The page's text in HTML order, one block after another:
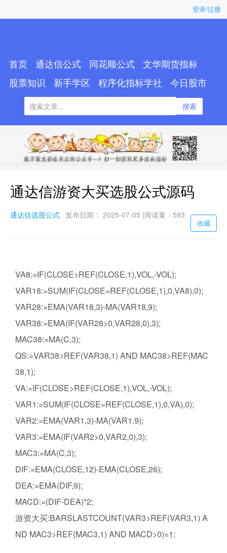
登录/注册
首页 通达信公式 同花顺公式
文华期货指标
股票知识
新手学区 程序化指标学社 今日股市
搜索
通达信游资大买选股公式源码
通达信选股公式 发布日期： 2025-07-05 |阅读量：593
收藏
VA8:=IF(CLOSE>REF(CLOSE,1),VOL,-VOL);
VAR18:=SUM(IF(CLOSE=REF(CLOSE,1),0,VA8),0);
VAR28:=EMA(VAR18,3)-MA(VAR18,9);
VAR38:=EMA(IF(VAR28>0,VAR28,0),3);
MAC38:=MA(C,3);
QS:=VAR38>REF(VAR38,1) AND MAC38>REF(MAC
38,1);
VA:=IF(CLOSE>REF(CLOSE,1),VOL,-VOL);
VAR1:=SUM(IF(CLOSE=REF(CLOSE,1),0,VA),0);
VAR2:=EMA(VAR1,3)-MA(VAR1,9);
VAR3:=EMA(IF(VAR2>0,VAR2,0),3);
MAC3:=MA(C,3);
DIF:=EMA(CLOSE,12)-EMA(CLOSE,26);
DEA:=EMA(DIF,9);
MACD:=(DIF-DEA)*2;
游资大买:BARSLASTCOUNT(VAR3>REF(VAR3,1) A
ND MAC3>REF(MAC3,1) AND MACD>0)=1;